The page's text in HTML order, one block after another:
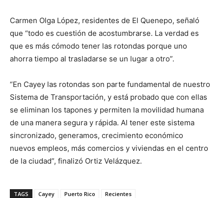
Carmen Olga López, residentes de El Quenepo, señaló
que “todo es cuestión de acostumbrarse. La verdad es
que es más cómodo tener las rotondas porque uno
ahorra tiempo al trasladarse se un lugar a otro”.
“En Cayey las rotondas son parte fundamental de nuestro
Sistema de Transportación, y está probado que con ellas
se eliminan los tapones y permiten la movilidad humana
de una manera segura y rápida. Al tener este sistema
sincronizado, generamos, crecimiento económico
nuevos empleos, más comercios y viviendas en el centro
de la ciudad”, finalizó Ortiz Velázquez.
TAGS Cayey Puerto Rico Recientes